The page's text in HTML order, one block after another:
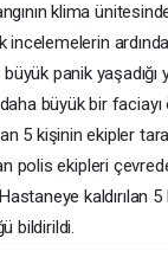
klima
incelemelerin
panik yaşadığı
büyük bir
5 kişinin ekipler
polis ekipleri
kaldırılan 5
bildirildi.